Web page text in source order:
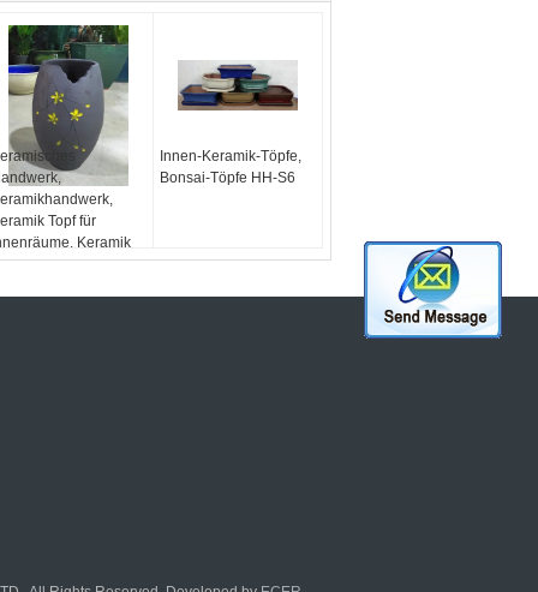
Topf für
Keramik
Innen-Keramik-Töpfe,
Bonsai-Töpfe HH-S6